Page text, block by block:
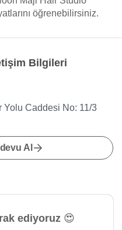
öğrenebilirsiniz.
Bilgileri
Yolu Caddesi No: 11/3
Al
ediyoruz 😍